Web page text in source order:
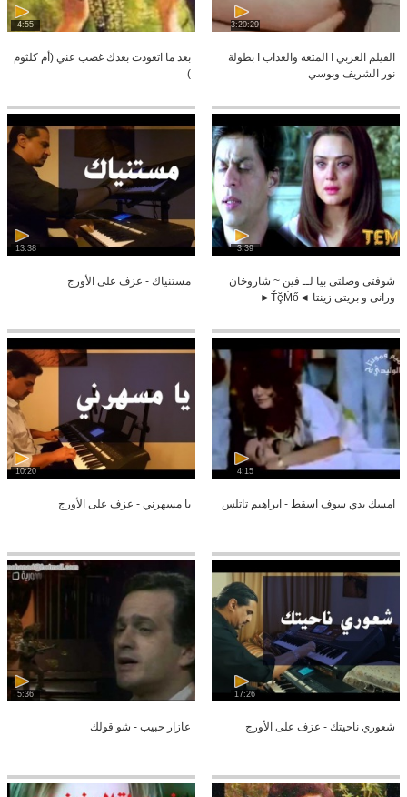
3:20:29
الفيلم العربي I المتعه والعذاب I بطولة
نور الشريف وبوسي
4:55
بعد ما اتعودت بعدك غصب عني (أم كلثوم
)
3:39
شوفتى وصلتى بيا لــ فين ~ شاروخان
ورانى و بريتى زينتا ◄ŤḝṀő►
13:38
مستنياك - عزف على الأورج
4:15
امسك يدي سوف اسقط - ابراهيم تاتلس
10:20
يا مسهرني - عزف على الأورج
17:26
شعوري ناحيتك - عزف على الأورج
5:36
عازار حبيب - شو قولك